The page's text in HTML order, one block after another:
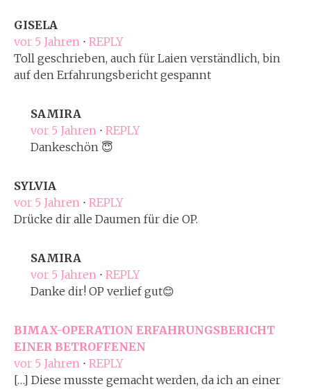
GISELA
vor 5 Jahren ⋅ REPLY
Toll geschrieben, auch für Laien verständlich, bin
auf den Erfahrungsbericht gespannt
SAMIRA
vor 5 Jahren ⋅ REPLY
Dankeschön 😇
SYLVIA
vor 5 Jahren ⋅ REPLY
Drücke dir alle Daumen für die OP.
SAMIRA
vor 5 Jahren ⋅ REPLY
Danke dir! OP verlief gut😊
BIMAX-OPERATION ERFAHRUNGSBERICHT
EINER BETROFFENEN
vor 5 Jahren ⋅ REPLY
[…] Diese musste gemacht werden, da ich an einer